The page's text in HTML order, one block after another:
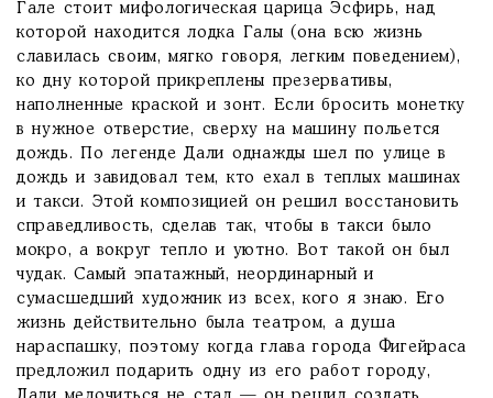
Гале стоит мифологическая царица Эсфирь, над
которой находится лодка Галы (она всю жизнь
славилась своим, мягко говоря, легким поведением),
ко дну которой прикреплены презервативы,
наполненные краской и зонт. Если бросить монетку
в нужное отверстие, сверху на машину польется
дождь. По легенде Дали однажды шел по улице в
дождь и завидовал тем, кто ехал в теплых машинах
и такси. Этой композицией он решил восстановить
справедливость, сделав так, чтобы в такси было
мокро, а вокруг тепло и уютно. Вот такой он был
чудак. Самый эпатажный, неординарный и
сумасшедший художник из всех, кого я знаю. Его
жизнь действительно была театром, а душа
нараспашку, поэтому когда глава города Фигейраса
предложил подарить одну из его работ городу,